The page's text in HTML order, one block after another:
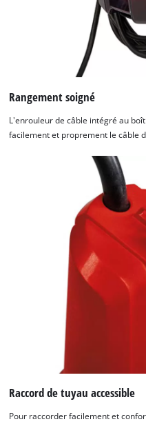
Rangement soigné
L'enrouleur de câble intégré au
facilement et proprement le câble
Raccord de tuyau accessible
Pour raccorder facilement et